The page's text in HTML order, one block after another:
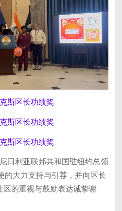
日利亚联邦共和国驻纽约总领
的大力支持与引荐，并向区长
的重视与鼓励表达诚挚谢